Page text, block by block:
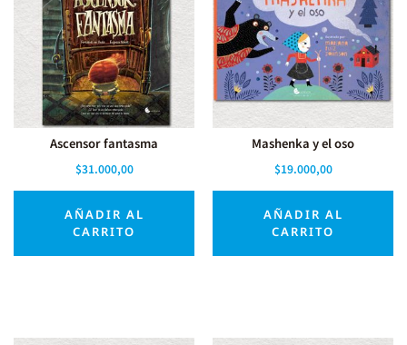
Ascensor fantasma
$31.000,00
AÑADIR AL
CARRITO
Mashenka y el oso
$19.000,00
AÑADIR AL
CARRITO